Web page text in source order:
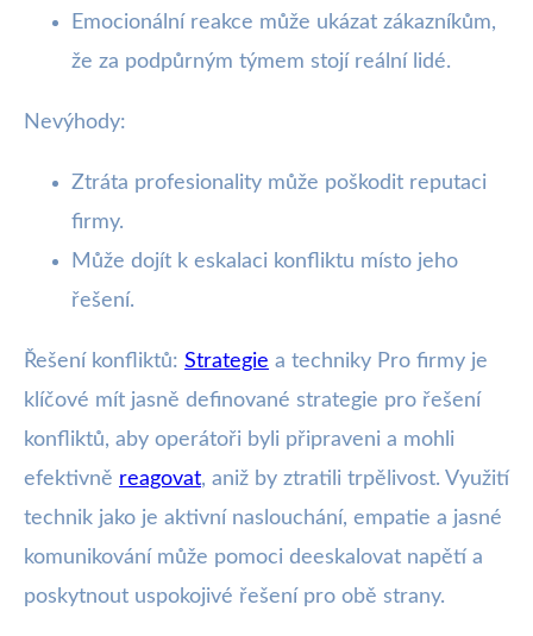
Emocionální reakce může ukázat zákazníkům,
že za podpůrným týmem stojí reální lidé.
Nevýhody:
Ztráta profesionality může poškodit reputaci
firmy.
Může dojít k eskalaci konfliktu místo jeho
řešení.
Řešení konfliktů: Strategie a techniky Pro firmy je
klíčové mít jasně definované strategie pro řešení
konfliktů, aby operátoři byli připraveni a mohli
efektivně reagovat, aniž by ztratili trpělivost. Využití
technik jako je aktivní naslouchání, empatie a jasné
komunikování může pomoci deeskalovat napětí a
poskytnout uspokojivé řešení pro obě strany.